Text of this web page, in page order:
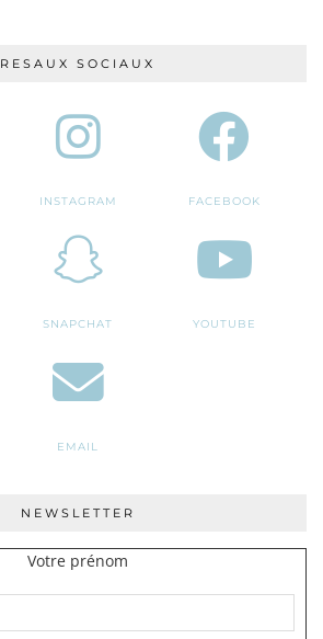
RESAUX SOCIAUX
INSTAGRAM FACEBOOK
SNAPCHAT YOUTUBE
EMAIL
NEWSLETTER
Votre prénom